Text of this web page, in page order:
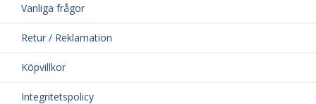
Vanliga frågor
Retur / Reklamation
Köpvillkor
Integritetspolicy